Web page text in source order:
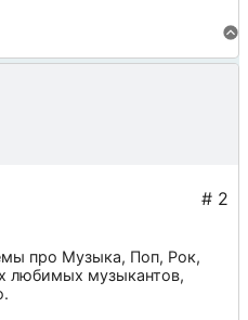
про Музыка, Поп, Рок,
любимых музыкантов,